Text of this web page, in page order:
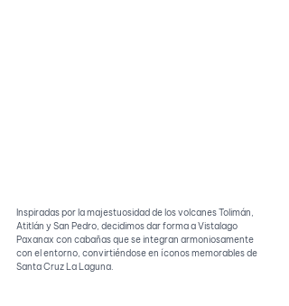
Inspiradas por la majestuosidad de los volcanes Tolimán,
Atitlán y San Pedro, decidimos dar forma a Vistalago
Paxanax con cabañas que se integran armoniosamente
con el entorno, convirtiéndose en íconos memorables de
Santa Cruz La Laguna.